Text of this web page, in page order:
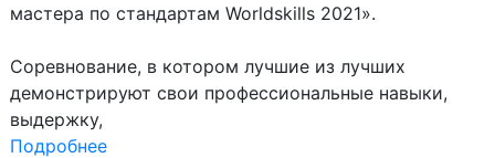
мастера по стандартам Worldskills 2021».
Соревнование, в котором лучшие из лучших
демонстрируют свои профессиональные навыки,
выдержку,
Подробнее